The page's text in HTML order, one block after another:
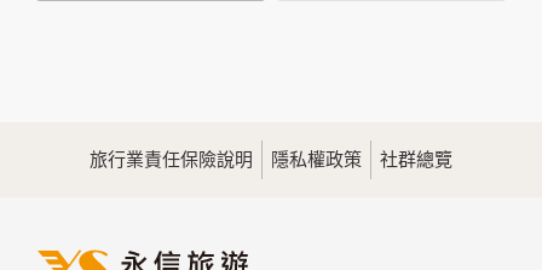
為提供精確的服務，我們會將收集的問卷調查內容進行統計與
分析，分析結果之統計數據或說明文字呈現，除供內部研究
旅行業責任保險說明 隱私權政策 社群總覽